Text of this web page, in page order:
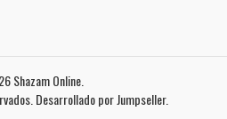
Shazam Online.
Desarrollado por Jumpseller.